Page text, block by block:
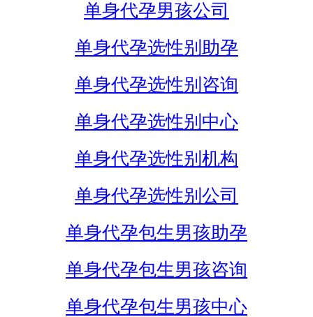
单身代孕男孩公司
单身代孕选性别助孕
单身代孕选性别咨询
单身代孕选性别中心
单身代孕选性别机构
单身代孕选性别公司
单身代孕包生男孩助孕
单身代孕包生男孩咨询
单身代孕包生男孩中心